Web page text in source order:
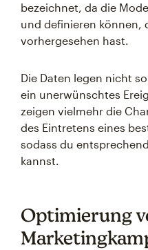
bezeichnet, da die
und definieren können,
vorhergesehen hast.
Die Daten legen nicht
ein unerwünschtes
zeigen vielmehr die
des Eintretens eines
sodass du
kannst.
Optimierung